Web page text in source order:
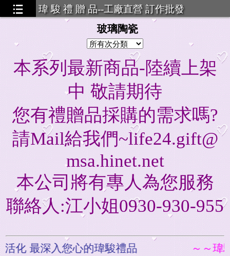
瑋 駿 禮 贈 品--工廠直營 訂作批發
玻璃陶瓷
本系列最新商品-陸續上架
中 敬請期待
您有禮贈品採購的需求嗎?
請Mail給我們~life24.gift@
msa.hinet.net
本公司將有專人為您服務
聯絡人:江小姐0930-930-955
最深入您心的瑋駿禮品 ～～瑋駿禮